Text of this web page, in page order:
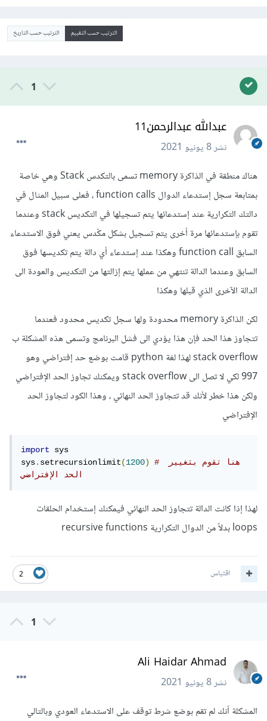
الترتيب حسب التقييم الترتيب حسب التاريخ
1
عبدالله عبدالرحمن11
نشر8 يونيو 2021
هناك منطقة في الذاكرة memory تسمى بالتكدس Stack وهي خاصة
بمتابعة سجل إستدعاء الدوال function calls ، فعلى سبيل المثال في
دالتك التكرارية عند إستدعائها يتم تسجيلها في التكديس stack وعندما
تقوم بإستدعائها مرة أخرى يتم تسجيل بشكل مكّدس يعني فوق الاستدعاء
السابق function call وهكذا عند إستدعاء أي دالة يتم تكديسها فوق
السابق وعندما الدالة تنتهي من عملها يتم إزالتها من التكديس والعودة الى
الدالة الآخرى الذي قبلها وهكذا
لكن الذاكرة memory محدودة ولها سجل تكديس محدود فعندما
تتجاوز هذا الحد فإن هذا يؤدي الى فشل البرنامج وتسمى هذه المشكلة ب
stack overflow لهذا لغة python قامت بوضع حد إفتراضي وهو
997 لكي لا تصل الى stack overflow ويمكنك تجاوز الحد الإفتراضي
ولكن هذا خطر لأنك قد تتجاوز الحد النهائي ، وهذا الكود لتجاوز الحد
الإفتراضي
import
sys
sys.setrecursionlimit(1200)
# هنا تقوم بتغيير
لهذا إذا كانت الدالة تتجاوز الحد النهائي فيمكنك إستخدام الحلقات
loops بدلاً من الدوال التكرارية recursive functions
2 اقتباس
1
Ali Haidar Ahmad
نشر8 يونيو 2021
المشكلة أنك لم تقم بوضع شرط توقف على الاستدعاء العودي وبالتالي